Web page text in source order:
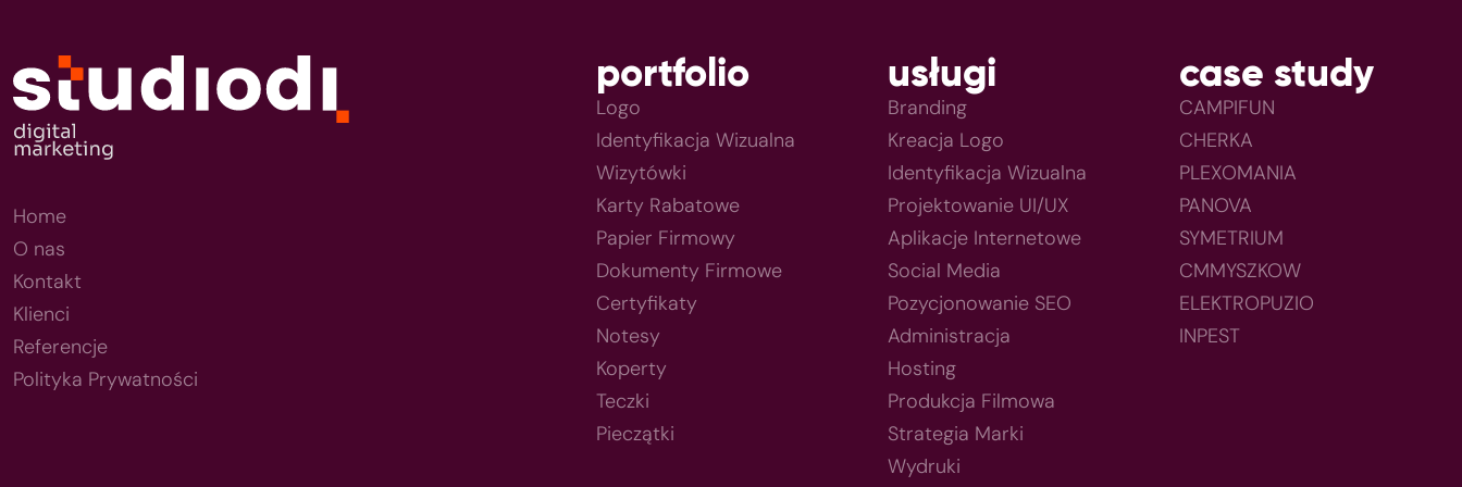
Home
O nas
Kontakt
Klienci
Referencje
Polityka Prywatności
portfolio
Logo
Identyfikacja Wizualna
Wizytówki
Karty Rabatowe
Papier Firmowy
Dokumenty Firmowe
Certyfikaty
Notesy
Koperty
Teczki
Pieczątki
usługi
Branding
Kreacja Logo
Identyfikacja Wizualna
Projektowanie UI/UX
Aplikacje Internetowe
Social Media
Pozycjonowanie SEO
Administracja
Hosting
Produkcja Filmowa
Strategia Marki
Wydruki
case study
CAMPIFUN
CHERKA
PLEXOMANIA
PANOVA
SYMETRIUM
CMMYSZKOW
ELEKTROPUZIO
INPEST